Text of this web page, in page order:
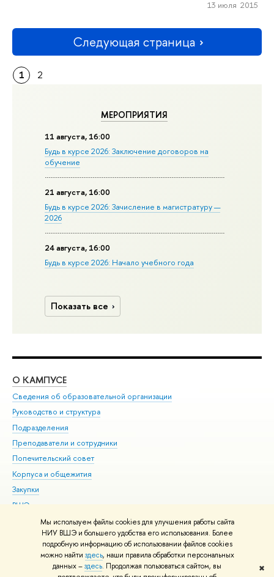
Мы используем файлы cookies для улучшения работы сайта
НИУ ВШЭ и большего удобства его использования. Более
подробную информацию об использовании файлов cookies
можно найти здесь, наши правила обработки персональных
данных –здесь. Продолжая пользоваться сайтом, вы
✖
МЕРОПРИЯТИЯ
11 августа, 16:00
Будь в курсе 2026: Заключение договоров на
обучение
21 августа, 16:00
Будь в курсе 2026: Зачисление в магистратуру —
2026
24 августа, 16:00
Будь в курсе 2026: Начало учебного года
Показать все
13 июля 2015
Следующая страница
1 2
О КАМПУСЕ
Сведения об образовательной организации
Руководство и структура
Подразделения
Преподаватели и сотрудники
Попечительский совет
Корпуса и общежития
Закупки
ВШЭ для студентов с ограниченными возможностями
здоровья и инвалидностью
Версия для слабовидящих
Единая платежная страница